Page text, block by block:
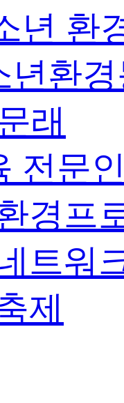
년 환
년환
래
전문
경프
트워
제